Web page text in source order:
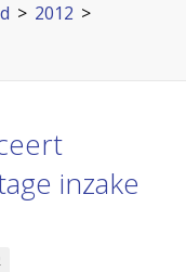
> 2012 >
inzake